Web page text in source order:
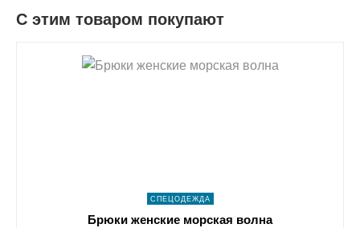
С этим товаром покупают
shopping_cart В КОРЗИНУ
СПЕЦОДЕЖДА
Брюки женские морская волна